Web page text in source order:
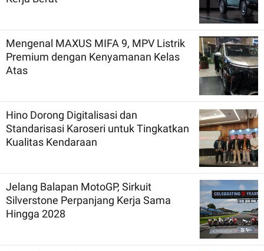
Mengenal MAXUS MIFA 9, MPV Listrik
Premium dengan Kenyamanan Kelas
Atas
Hino Dorong Digitalisasi dan
Standarisasi Karoseri untuk Tingkatkan
Kualitas Kendaraan
Jelang Balapan MotoGP, Sirkuit
Silverstone Perpanjang Kerja Sama
Hingga 2028